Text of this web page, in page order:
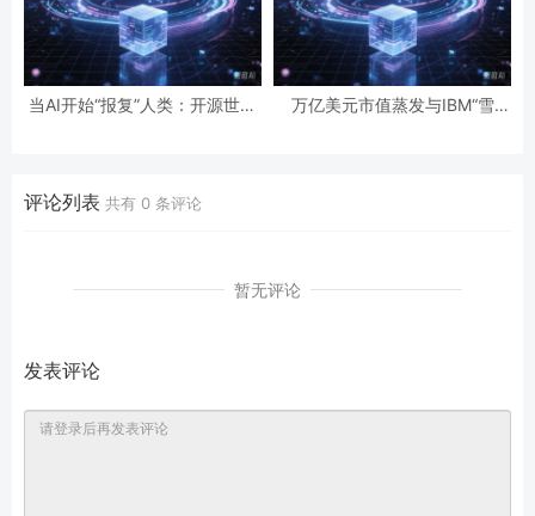
当AI开始“报复”人类：开源世界
万亿美元市值蒸发与IBM“雪
评论列表 共有 0 条评论
暂无评论
发表评论